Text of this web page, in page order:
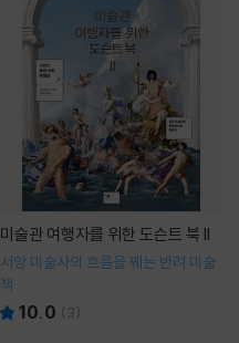
미술관 여행자를 위한 도슨트 북 II
서양 미술사의 흐름을 꿰는 반려 미술
책
10.0 ( 3)